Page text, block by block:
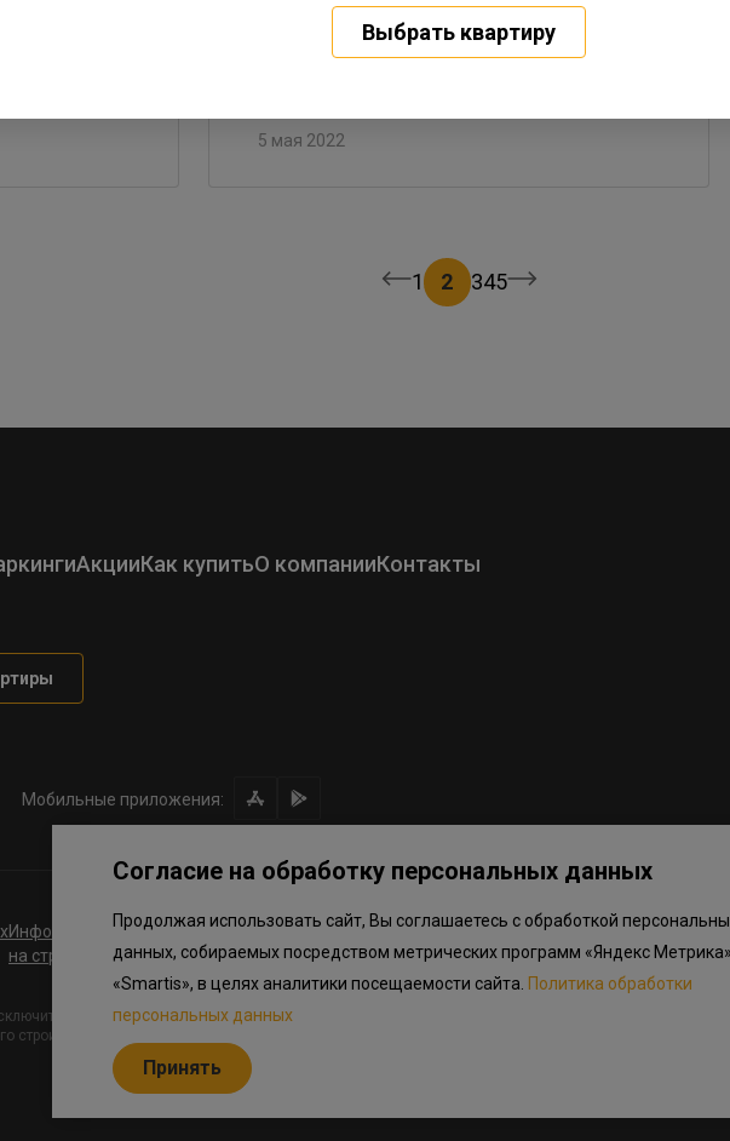
5 мая 2022
1 2 345
АкцииКак купитьО компанииКонтакты
Мобильные приложения:
Информация о плановом направлении средств
на строительство соц.объектов в Окле
Правила программы лояльности
ознакомительный характер, не является публичной офертой, определяемой
строительства носят предварительный ознакомительный характер и могут отличаться от
Выбрать квартиру
Согласие на обработку персональных данных
Продолжая использовать сайт, Вы соглашаетесь с обработкой
данных, собираемых посредством метрических программ «Яндекс
«Smartis», в целях аналитики посещаемости сайта. Политика обработки
персональных данных
Принять